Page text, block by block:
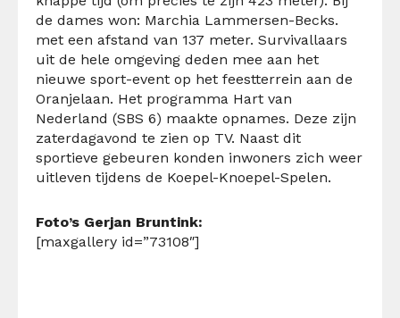
de dames won: Marchia Lammersen-Becks.
met een afstand van 137 meter. Survivallaars
uit de hele omgeving deden mee aan het
nieuwe sport-event op het feestterrein aan de
Oranjelaan. Het programma Hart van
Nederland (SBS 6) maakte opnames. Deze zijn
zaterdagavond te zien op TV. Naast dit
sportieve gebeuren konden inwoners zich weer
uitleven tijdens de Koepel-Knoepel-Spelen.
Foto’s Gerjan Bruntink:
[maxgallery id=”73108″]